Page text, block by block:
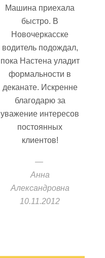
Машина приехала
быстро. В
Новочеркасске
водитель подождал,
пока Настена уладит
формальности в
деканате. Искренне
благодарю за
уважение интересов
постоянных
клиентов!
Анна
Александровна
10.11.2012